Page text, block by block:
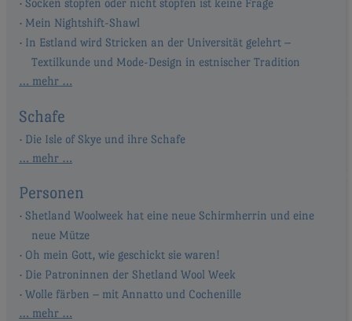
Socken stopfen oder nicht stopfen ist keine Frage
Mein Nightshift-Shawl
In Estland wird Stricken an der Universität gelehrt –
Textilkunde und Mode-Design in estnischer Tradition
… mehr …
Schafe
Die Isle of Skye und ihre Schafe
… mehr …
Personen
Shetland Woolweek hat eine neue Schirmherrin und eine
neue Mütze
Oh mein Gott, wie geschickt sie waren!
Die Patroninnen der Shetland Wool Week
Wolle färben – mit Annatto und Cochenille
… mehr …